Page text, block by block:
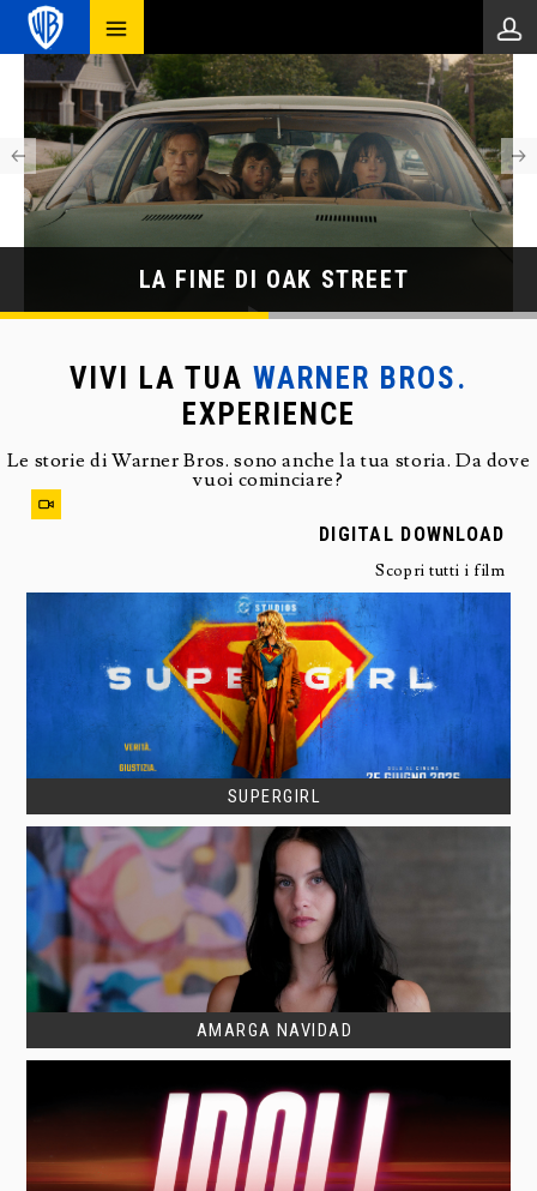
LA FINE DI OAK STREET
Next
Prev
VIVI LA TUA WARNER BROS.
EXPERIENCE
Le storie di Warner Bros. sono anche la tua storia. Da dove
vuoi cominciare?
DIGITAL DOWNLOAD
Scopri tutti i film
SUPERGIRL
AMARGA NAVIDAD